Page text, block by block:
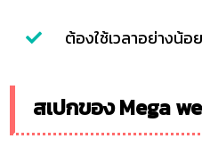
ต้องใช้เวลาอย่างน้อ
สเปกของ Mega